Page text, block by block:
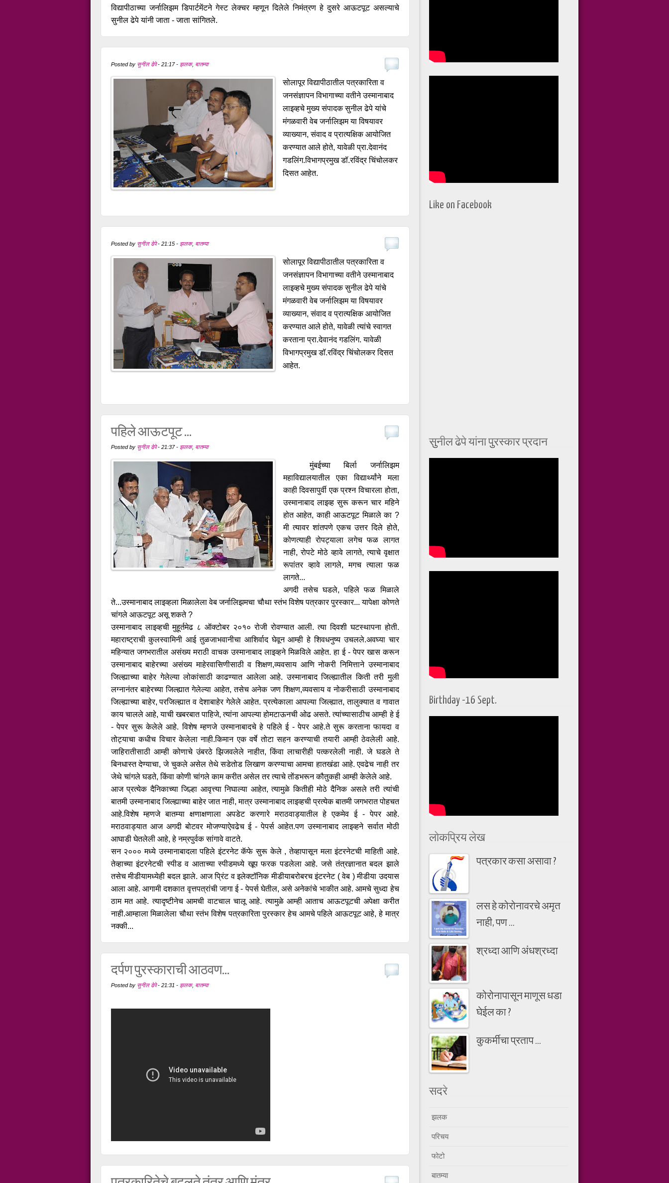
विद्यापीठाच्या जर्नालिझम डिपार्टमेंटने गेस्ट लेक्चर म्हणून दिलेले निमंत्रण हे दुसरे आऊटपूट असल्याचे
सुनील ढेपे यांनी जाता - जाता सांगितले.
Posted by सुनील ढेपे - 21:17- झलक, बातम्या
सोलापूर विद्यापीठातील पत्रकारिता व
जनसंज्ञापन विभागाच्या वतीने उस्मानाबाद
लाइव्हचे मुख्य संपादक सुनील ढेपे यांचे
मंगळवारी वेब जर्नालिझम या विषयावर
व्याख्यान, संवाद व प्रात्यक्षिक आयोजित
करण्यात आले होते, यावेळी प्रा.देवानंद
गडलिंग.विभागप्रमुख डॉ.रविंद्र चिंचोलकर
दिसत आहेत.
Posted by सुनील ढेपे - 21:15 - झलक, बातम्या
सोलापूर विद्यापीठातील पत्रकारिता व
जनसंज्ञापन विभागाच्या वतीने उस्मानाबाद
लाइव्हचे मुख्य संपादक सुनील ढेपे यांचे
मंगळवारी वेब जर्नालिझम या विषयावर
व्याख्यान, संवाद व प्रात्यक्षिक आयोजित
करण्यात आले होते, यावेळी त्यांचे स्वागत
करताना प्रा.देवानंद गडलिंग. यावेळी
विभागप्रमुख डॉ.रविंद्र चिंचोलकर दिसत
आहेत.
पहिले आऊटपूट ...
Posted by सुनील ढेपे - 21:37- झलक, बातम्या
मुंबईच्या बिर्ला जर्नालिझम
महाविद्यालयातील एका विद्यार्थ्यांने मला
काही दिवसापुर्वी एक प्रश्न विचारला होता,
उस्मानाबाद लाइव्ह सुरू करून चार महिने
होत आहेत, काही आऊटपूट मिळाले का ?
मी त्यावर शांतपणे एकच उत्तर दिले होते,
कोणत्याही रोपट्याला लगेच फळ लागत
नाही, रोपटे मोठे व्हावे लागते, त्याचे वृक्षात
रूपांतर व्हावे लागले, मगच त्याला फळ
लागते...
अगदी तसेच घडले, पहिले फळ मिळाले
ते...उस्मानाबाद लाइव्हला मिळालेला वेब जर्नालिझमचा चौथा स्तंभ विशेष पत्रकार पुरस्कार... यापेक्षा कोणते
चांगले आऊटपूट असू शकते ?
उस्मानाबाद लाइव्हची मुहूर्तमेढ ८ ऑक्टोबर २०१० रोजी रोवण्यात आली. त्या दिवशी घटस्थापना होती.
महाराष्ट्राची कुलस्वामिनी आई तुळजाभवानीचा आशिर्वाद घेवून आम्ही हे शिवधनुष्य उचलले.अवघ्या चार
महिन्यात जगभरातील असंख्य मराठी वाचक उस्मानाबाद लाइव्हने मिळविले आहेत. हा ई - पेपर खास करून
उस्मानाबाद बाहेरच्या असंख्य माहेरवासिणीसाठी व शिक्षण,व्यवसाय आणि नोकरी निमित्ताने उस्मानाबाद
जिल्ह्याच्या बाहेर गेलेल्या लोकांसाठी काढण्यात आलेला आहे. उस्मानाबाद जिल्ह्यातील किती तरी मुली
लग्नानंतर बाहेरच्या जिल्ह्यात गेलेल्या आहेत, तसेच अनेक जण शिक्षण,व्यवसाय व नोकरीसाठी उस्मानाबाद
जिल्ह्याच्या बाहेर, परजिल्ह्यात व देशाबाहेर गेलेले आहेत. प्रत्येकाला आपल्या जिल्ह्यात, तालुक्यात व गावात
काय चालले आहे, याची खबरबात पाहिजे, त्यांना आपल्या होमटाऊनची ओढ असते. त्यांच्यासाठीच आम्ही हे ई
- पेपर सुरू केलेले आहे. विशेष म्हणजे उस्मानाबादचे हे पहिले ई - पेपर आहे.ते सुरू करताना फायदा व
तोट्याचा कधीच विचार केलेला नाही.किमान एक वर्षे तोटा सहन करण्याची तयारी आम्ही ठेवलेली आहे.
जाहिरातीसाठी आम्ही कोणाचे उंबरठे झिजवलेले नाहीत, किंवा लाचारीही पत्करलेली नाही. जे घडले ते
बिनधास्त देण्याचा, जे चुकले असेल तेथे सडेतोड लिखाण करण्याचा आमचा हातखंडा आहे. एवढेच नाही तर
जेथे चांगले घडते, किंवा कोणी चांगले काम करीत असेल तर त्याचे तोंडभरून कौतुकही आम्ही केलेले आहे.
आज प्रत्येक दैनिकाच्या जिल्हा आवृत्त्या निघाल्या आहेत, त्यामुळे कितीही मोठे दैनिक असले तरी त्यांची
बातमी उस्मानाबाद जिल्ह्याच्या बाहेर जात नाही, मात्र उस्मानाबाद लाइव्हची प्रत्येक बातमी जगभरात पोहचत
आहे.विशेष म्हणजे बातम्या क्षणाक्षणाला अपडेट करणारे मराठवाड्यातील हे एकमेव ई - पेपर आहे.
मराठवाड्यात आज अगदी बोटवर मोजण्याऐवढेच ई - पेपर्स आहेत.पण उस्मानाबाद लाइव्हने सर्वात मोठी
आघाडी घेतलेली आहे, हे नम्रपुर्वक सांगावे वाटते.
सन २००० मध्ये उस्मानाबादला पहिले इंटरनेट कॅफे सुरू केले , तेव्हापासून मला इंटरनेटची माहिती आहे.
तेव्हाच्या इंटरनेटची स्पीड व आताच्या स्पीडमध्ये खूप फरक पडलेला आहे. जसे तंत्रज्ञानात बदल झाले
तसेच मीडीयामध्येही बदल झाले. आज प्रिंट व इलेक्टॉनिक मीडीयाबरोबरच इंटरनेट ( वेब ) मीडीया उदयास
आला आहे. आगामी दशकात वृत्तपत्रांची जागा ई - पेपर्स घेतील, असे अनेकांचे भाकीत आहे. आमचे सुध्दा हेच
ठाम मत आहे. त्यादृष्टीनेच आमची वाटचाल चालू आहे. त्यामुळे आम्ही आताच आऊटपूटची अपेक्षा करीत
नाही.आम्हाला मिळालेला चौथा स्तंभ विशेष पत्रकारिता पुरस्कार हेच आमचे पहिले आऊटपूट आहे, हे मात्र
नक्की...
दर्पण पुरस्काराची आठवण...
Posted by सुनील ढेपे - 21:31 - झलक, बातम्या
Like on Facebook
सुनील ढेपे यांना पुरस्कार प्रदान
Birthday -16 Sept.
लोकप्रिय लेख
पत्रकार कसा असावा ?
लस हे कोरोनावरचे अमृत
नाही, पण ...
श्रध्दा आणि अंधश्रध्दा
कोरोनापासून माणूस धडा
घेईल का ?
कुकर्मीचा प्रताप ...
सदरे
झलक
परिचय
फोटो
बातम्या